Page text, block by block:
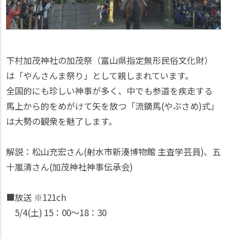
下村加茂神社の加茂祭（富山県指定無形民俗文化財）
は「やんさんま祭り」として親しまれています。
全国的にも珍しい神事が多く、中でも参道を疾走する
馬上から的をめがけて矢を放つ「流鏑馬(やぶさめ)式」
は大勢の観衆を魅了します。
解説：松山充宏さん(射水市新湊博物館 主査学芸員)、五
十嵐清さん(加茂神社神事伝承会)
■放送 ※121ch
5/4(土) 15：00〜18：30